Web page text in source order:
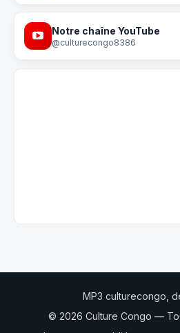
Notre chaîne YouTube
@culturecongo8386
MP3 culturecongo,
© 2026 Culture Congo —